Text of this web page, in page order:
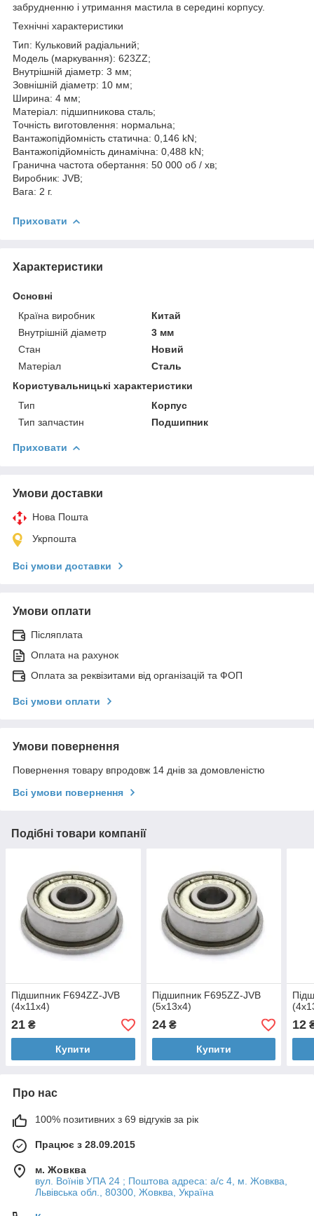
забрудненню і утримання мастила в середині корпусу.
Технічні характеристики
Тип: Кульковий радіальний;
Модель (маркування): 623ZZ;
Внутрішній діаметр: 3 мм;
Зовнішній діаметр: 10 мм;
Ширина: 4 мм;
Матеріал: підшипникова сталь;
Точність виготовлення: нормальна;
Вантажопідйомність статична: 0,146 kN;
Вантажопідйомність динамічна: 0,488 kN;
Гранична частота обертання: 50 000 об / хв;
Виробник: JVB;
Вага: 2 г.
Приховати
Характеристики
Основні
Країна виробник
Китай
Внутрішній діаметр
3 мм
Стан
Новий
Матеріал
Сталь
Користувальницькі характеристики
Тип
Корпус
Тип запчастин
Подшипник
Приховати
Умови доставки
Нова Пошта
Укрпошта
Всі умови доставки
Умови оплати
Післяплата
Оплата на рахунок
Оплата за реквізитами від організацій та ФОП
Всі умови оплати
Умови повернення
Повернення товару впродовж 14 днів за домовленістю
Всі умови повернення
Подібні товари компанії
Підшипник F694ZZ-JVB
(4x11x4)
21 ₴
Купити
Підшипник F695ZZ-JVB
(5x13x4)
24₴
Купити
12
Про нас
100% позитивних з 69 відгуків за рік
Працює з 28.09.2015
м. Жовква
вул. Воїнів УПА 24 ; Поштова адреса: а/с 4, м. Жовква,
Львівська обл., 80300, Жовква, Україна